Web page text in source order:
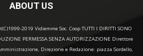
ABOUT US
2019 Vidiemme Soc. Coop TUTTI I DIRITTI SONO
PERMESSA SENZA AUTORIZZAZIONE Direttore
Direzione e Redazione: piazza Sordello,